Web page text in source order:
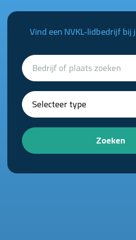
Vind een NVKL-lidbedrijf
Zoeken